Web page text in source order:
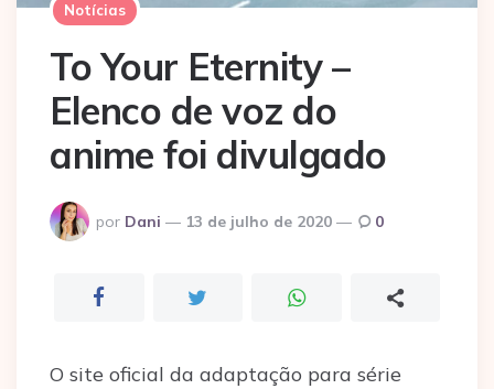
Notícias
To Your Eternity –
Elenco de voz do
anime foi divulgado
Postado
por
por Dani 13 de julho de 2020 0
O site oficial da adaptação para série